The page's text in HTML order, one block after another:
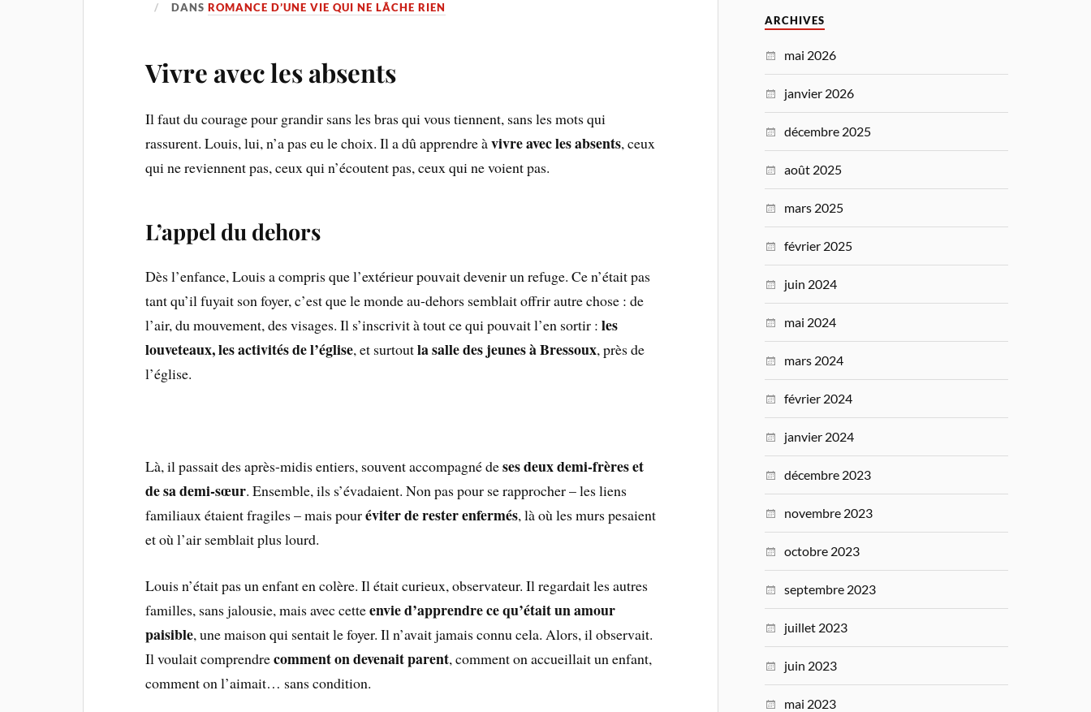
DANSROMANCE D’UNE VIE QUI NE LÂCHE RIEN
Vivre avec les absents
Il faut du courage pour grandir sans les bras qui vous tiennent, sans les mots qui
rassurent. Louis, lui, n’a pas eu le choix. Il a dû apprendre àvivre avec les absents, ceux
qui ne reviennent pas, ceux qui n’écoutent pas, ceux qui ne voient pas.
L’appel du dehors
Dès l’enfance, Louis a compris que l’extérieur pouvait devenir un refuge. Ce n’était pas
tant qu’il fuyait son foyer, c’est que le monde au-dehors semblait offrir autre chose : de
l’air, du mouvement, des visages. Il s’inscrivit à tout ce qui pouvait l’en sortir :les
louveteaux, les activités de l’église, et surtoutla salle des jeunes à Bressoux, près de
l’église.
Là, il passait des après-midis entiers, souvent accompagné deses deux demi-frères et
de sa demi-sœur. Ensemble, ils s’évadaient. Non pas pour se rapprocher – les liens
familiaux étaient fragiles – mais pouréviter de rester enfermés, là où les murs pesaient
et où l’air semblait plus lourd.
Louis n’était pas un enfant en colère. Il était curieux, observateur. Il regardait les autres
familles, sans jalousie, mais avec cetteenvie d’apprendre ce qu’était un amour
paisible, une maison qui sentait le foyer. Il n’avait jamais connu cela. Alors, il observait.
Il voulait comprendrecomment on devenait parent, comment on accueillait un enfant,
comment on l’aimait… sans condition.
ARCHIVES
mai 2026
janvier 2026
décembre 2025
août 2025
mars 2025
février 2025
juin 2024
mai 2024
mars 2024
février 2024
janvier 2024
décembre 2023
novembre 2023
octobre 2023
septembre 2023
juillet 2023
juin 2023
mai 2023